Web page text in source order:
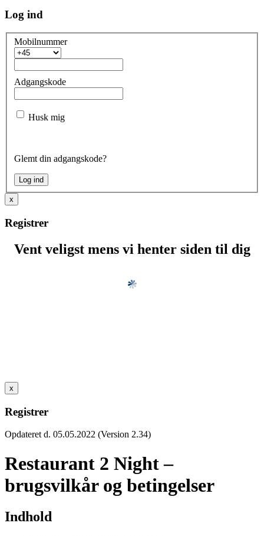
Log ind
Mobilnummer
Adgangskode
Husk mig
Glemt din adgangskode?
x
Registrer
Vent veligst mens vi henter siden til dig
x
Registrer
Opdateret d. 05.05.2022 (Version 2.34)
Restaurant 2 Night –
brugsvilkår og betingelser
Indhold